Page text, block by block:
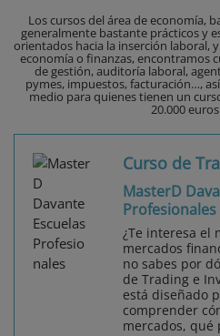
Los cursos del área de economía,
generalmente bastante prácticos y
orientados hacia la inserción laboral,
economía o finanzas, encontramos
de gestión, auditoría laboral,
pymes, impuestos, facturación…,
medio para quienes tienen un
20.000
Curso de
MasterD
Profesionales
¿Te interesa el
mercados
no sabes por
de Trading e
está diseñado
comprender
mercados, qué